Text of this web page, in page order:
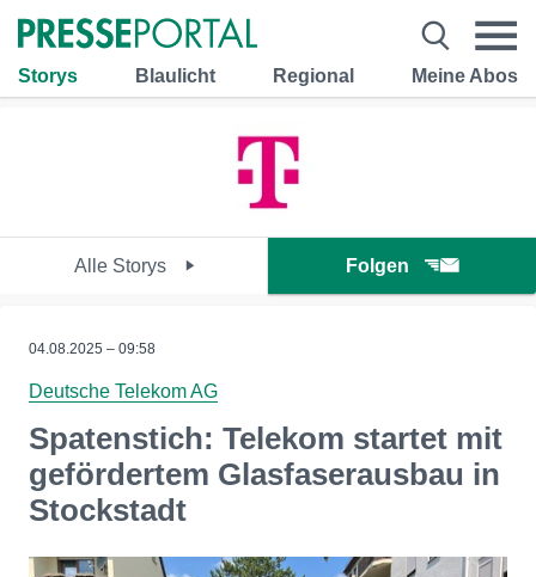
Storys Blaulicht Regional Meine Abos
Alle Storys Folgen
04.08.2025 – 09:58
Deutsche Telekom AG
Spatenstich: Telekom startet mit
gefördertem Glasfaserausbau in
Stockstadt